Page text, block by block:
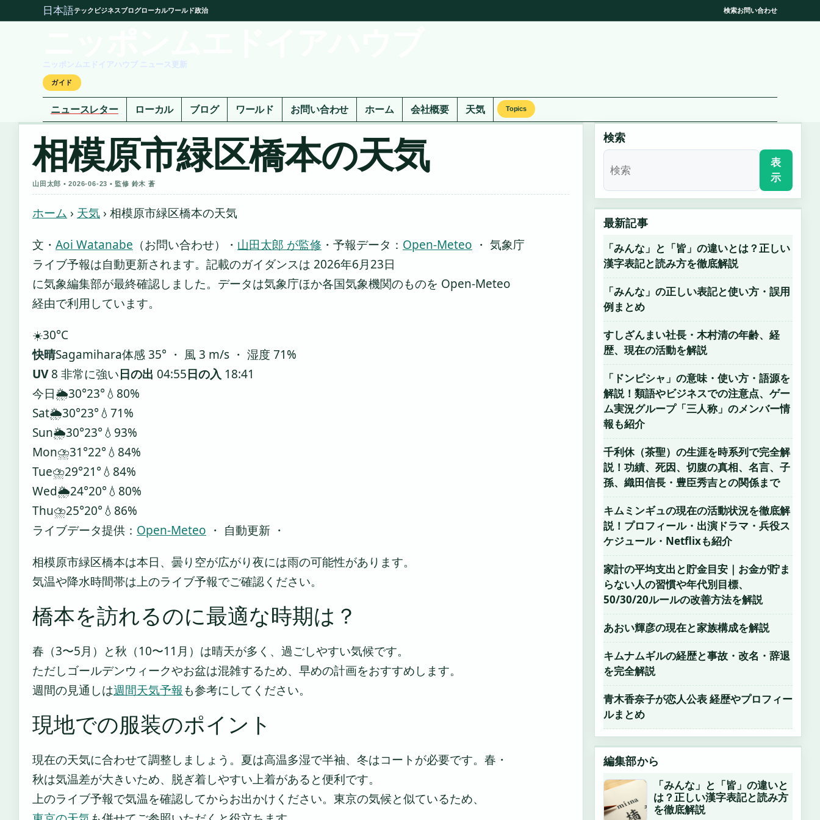
日本語テック ビジネスブログローカルワールド政治 検索お問い合わせ
ニッポンムエドイアハウブ ニュース更新
ガイド
ニュースレター ローカル ブログ ワールド お問い合わせ ホーム 会社概要 天気 Topics
相模原市緑区橋本の天気
山田太郎 • 2026-06-23 • 監修 鈴木 蒼
ホーム › 天気 › 相模原市緑区橋本の天気
文・ Aoi Watanabe （お問い合わせ） ・ 山田太郎 が監修 ・ 予報データ： Open-Meteo ・ 気象庁
ライブ予報は自動更新されます。記載のガイダンスは 2026年6月23日
に気象編集部が最終確認しました。データは気象庁ほか各国気象機関のものを Open-Meteo
経由で利用しています。
☀️30°C
快晴Sagamihara体感 35° ・ 風 3 m/s ・ 湿度 71%
UV8 非常に強い日の出 04:55日の入 18:41
今日🌦️30°23°💧80%
Sat🌦️30°23°💧71%
Sun🌦️30°23°💧93%
Mon⛈️31°22°💧84%
Tue⛈️29°21°💧84%
Wed🌦️24°20°💧80%
Thu⛈️25°20°💧86%
ライブデータ提供： Open-Meteo ・ 自動更新 ・
相模原市緑区橋本は本日、曇り空が広がり夜には雨の可能性があります。
気温や降水時間帯は上のライブ予報でご確認ください。
橋本を訪れるのに最適な時期は？
春（3〜5月）と秋（10〜11月）は晴天が多く、過ごしやすい気候です。
ただしゴールデンウィークやお盆は混雑するため、早めの計画をおすすめします。
週間の見通しは週間天気予報も参考にしてください。
現地での服装のポイント
現在の天気に合わせて調整しましょう。夏は高温多湿で半袖、冬はコートが必要です。春・
秋は気温差が大きいため、脱ぎ着しやすい上着があると便利です。
上のライブ予報で気温を確認してからお出かけください。東京の気候と似ているため、
検索
表
示
最新記事
「みんな」と「皆」の違いとは？正しい
漢字表記と読み方を徹底解説
「みんな」の正しい表記と使い方・誤用
例まとめ
すしざんまい社長・木村清の年齢、経
歴、現在の活動を解説
「ドンピシャ」の意味・使い方・語源を
解説！類語やビジネスでの注意点、ゲー
ム実況グループ「三人称」のメンバー情
報も紹介
千利休（茶聖）の生涯を時系列で完全解
説！功績、死因、切腹の真相、名言、子
孫、織田信長・豊臣秀吉との関係まで
キムミンギュの現在の活動状況を徹底解
説！プロフィール・出演ドラマ・兵役ス
ケジュール・Netflixも紹介
家計の平均支出と貯金目安｜お金が貯ま
らない人の習慣や年代別目標、
50/30/20ルールの改善方法を解説
あおい輝彦の現在と家族構成を解説
キムナムギルの経歴と事故・改名・辞退
を完全解説
青木香奈子が恋人公表 経歴やプロフィー
ルまとめ
編集部から
「みんな」と「皆」の違いと
は？正しい漢字表記と読み方
を徹底解説